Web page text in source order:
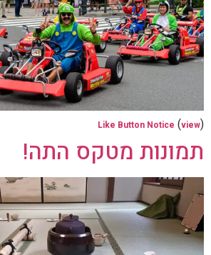
Like Button Notice (view)
תמונות מטקס התה!